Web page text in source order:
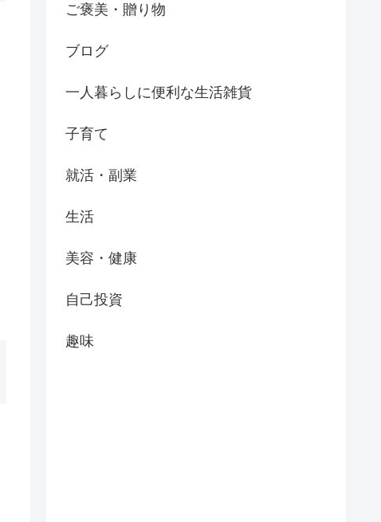
ご褒美・贈り物
ブログ
一人暮らしに便利な生活雑貨
子育て
就活・副業
生活
美容・健康
自己投資
趣味